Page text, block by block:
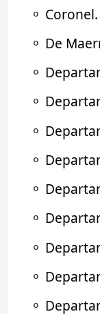
⚬
⚬ De
⚬
⚬
⚬
⚬
⚬
⚬
⚬
⚬
⚬